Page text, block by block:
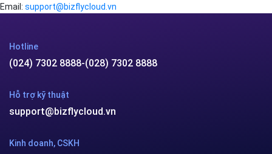
Email: support@bizflycloud.vn
Hotline
(024) 7302 8888-(028) 7302 8888
Hỗ trợ kỹ thuật
support@bizflycloud.vn
Kinh doanh, CSKH